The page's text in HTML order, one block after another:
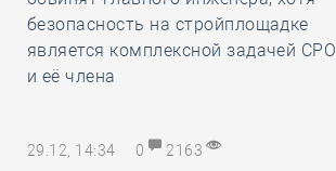
безопасность на стройплощадке
является комплексной задачей СРО
и её члена
29.12, 14:34 0 2163